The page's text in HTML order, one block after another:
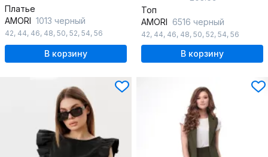
Платье
AMORI 1013 черный
42, 44, 46, 48, 50, 52, 54, 56
В корзину
Топ
AMORI 6516 черный
42, 44, 46, 48, 50, 52, 54, 56
В корзину